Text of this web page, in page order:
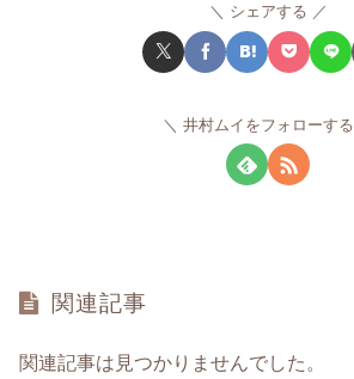
シェアする
井村ムイをフォローする
関連記事
関連記事は見つかりませんでした。